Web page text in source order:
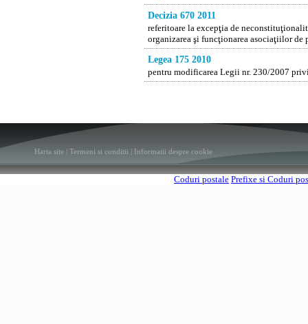
Decizia 670 2011
referitoare la excepţia de
organizarea şi funcţionarea asociaţiilor de
Legea 175 2010
pentru modificarea Legii nr. 230/2007
Harta site Termeni si conditii Informatii despre cookie
Coduri postale Prefixe si Coduri